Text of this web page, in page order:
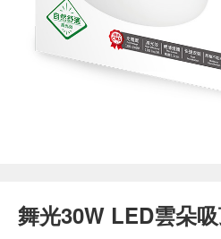
舞光30W LED雲朵